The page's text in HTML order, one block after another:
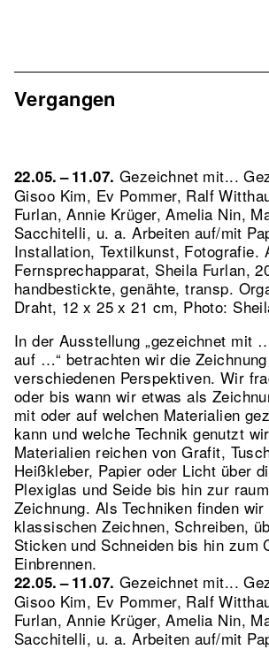
Vergangen
22.05. – 11.07. Gezeichnet mit...
Gisoo Kim, Ev Pommer, Ralf
Furlan, Annie Krüger, Amelia Nin,
Sacchitelli, u. a. Arbeiten auf/mit
Installation, Textilkunst, Fotografie.
Fernsprechapparat, Sheila Furlan,
handbestickte, genähte, transp.
Draht, 12 x 25 x 21 cm, Photo:
In der Ausstellung „gezeichnet mit
auf …“ betrachten wir die
verschiedenen Perspektiven. Wir
oder bis wann wir etwas als
mit oder auf welchen Materialien
kann und welche Technik genutzt
Materialien reichen von Grafit,
Heißkleber, Papier oder Licht über
Plexiglas und Seide bis hin zur
Zeichnung. Als Techniken finden
klassischen Zeichnen, Schreiben,
Sticken und Schneiden bis hin zum
Einbrennen.
22.05. – 11.07. Gezeichnet mit...
Gisoo Kim, Ev Pommer, Ralf
Furlan, Annie Krüger, Amelia Nin,
Sacchitelli, u. a. Arbeiten auf/mit